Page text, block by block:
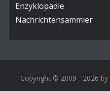
Enzyklopädie
Nachrichtensammler
Copyright © 2009 - 2026 by